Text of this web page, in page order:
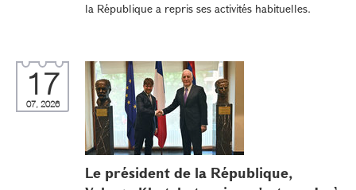
la République a repris ses activités habituelles.
17
07, 2026
Le président de la République,